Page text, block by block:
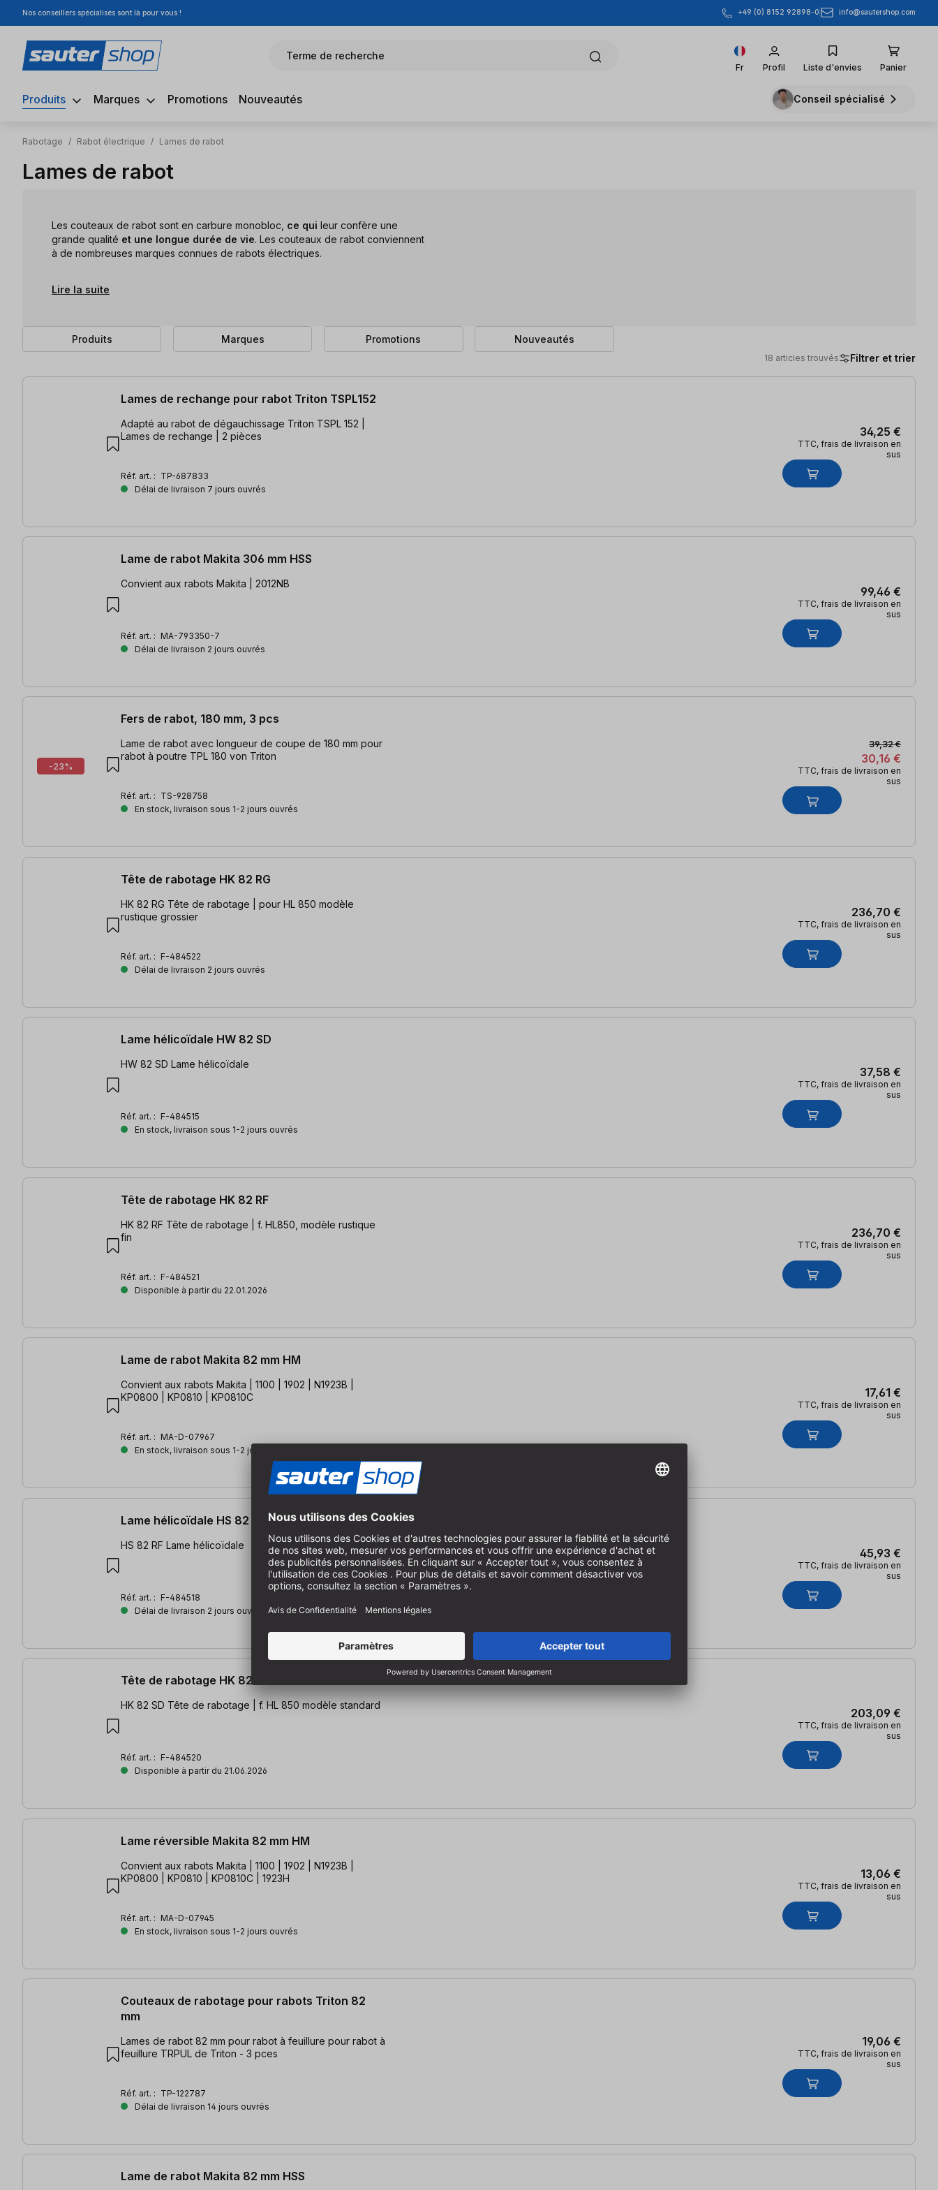
au contenu principal
Passer à la recherche
Passer à la navigation principale
Nos conseillers spécialisés sont là pour vous ! +49 (0) 8152 92898-0 info@sautershop.com
Terme de recherche
Fr Profil Liste d'envies Panier
Produits Marques Promotions Nouveautés Conseil spécialisé
Rabotage / Rabot électrique / Lames de rabot
Lames de rabot
Les couteaux de rabot sont en carbure monobloc, ce qui leur confère une
grande qualité et une longue durée de vie. Les couteaux de rabot conviennent
à de nombreuses marques connues de rabots électriques.
Lire la suite
Produits Marques Promotions Nouveautés
18 articles trouvés Filtrer et trier
18 articles trouvés
Lames de rechange pour rabot Triton TSPL152
Adapté au rabot de dégauchissage Triton TSPL 152 |
Lames de rechange | 2 pièces
Réf. art. : TP-687833
Délai de livraison 7 jours ouvrés
34,25 €
TTC, frais de livraison en
sus
Lame de rabot Makita 306 mm HSS
Convient aux rabots Makita | 2012NB
Réf. art. : MA-793350-7
Délai de livraison 2 jours ouvrés
99,46 €
TTC, frais de livraison en
sus
-23%
Fers de rabot, 180 mm, 3 pcs
Lame de rabot avec longueur de coupe de 180 mm pour
rabot à poutre TPL 180 von Triton
Réf. art. : TS-928758
En stock, livraison sous 1-2 jours ouvrés
30,16 €
39,32 €
TTC, frais de livraison en
sus
Tête de rabotage HK 82 RG
HK 82 RG Tête de rabotage | pour HL 850 modèle
rustique grossier
Réf. art. : F-484522
Délai de livraison 2 jours ouvrés
236,70 €
TTC, frais de livraison en
sus
Lame hélicoïdale HW 82 SD
HW 82 SD Lame hélicoïdale
Réf. art. : F-484515
En stock, livraison sous 1-2 jours ouvrés
37,58 €
TTC, frais de livraison en
sus
Tête de rabotage HK 82 RF
HK 82 RF Tête de rabotage | f. HL850, modèle rustique
fin
Réf. art. : F-484521
Disponible à partir du 22.01.2026
236,70 €
TTC, frais de livraison en
sus
Lame de rabot Makita 82 mm HM
Convient aux rabots Makita | 1100 | 1902 | N1923B |
KP0800 | KP0810 | KP0810C
Réf. art. : MA-D-07967
En stock, livraison sous 1-2 jours ouvrés
17,61 €
TTC, frais de livraison en
sus
Lame hélicoïdale HS 82 RF
HS 82 RF Lame hélicoïdale
Réf. art. : F-484518
Délai de livraison 2 jours ouvrés
45,93 €
TTC, frais de livraison en
sus
Tête de rabotage HK 82 SD
HK 82 SD Tête de rabotage | f. HL 850 modèle standard
Réf. art. : F-484520
Disponible à partir du 21.06.2026
203,09 €
TTC, frais de livraison en
sus
Lame réversible Makita 82 mm HM
Convient aux rabots Makita | 1100 | 1902 | N1923B |
KP0800 | KP0810 | KP0810C | 1923H
Réf. art. : MA-D-07945
En stock, livraison sous 1-2 jours ouvrés
13,06 €
TTC, frais de livraison en
sus
Couteaux de rabotage pour rabots Triton 82
mm
Lames de rabot 82 mm pour rabot à feuillure pour rabot à
feuillure TRPUL de Triton - 3 pces
Réf. art. : TP-122787
Délai de livraison 14 jours ouvrés
19,06 €
TTC, frais de livraison en
sus
Lame de rabot Makita 82 mm HSS